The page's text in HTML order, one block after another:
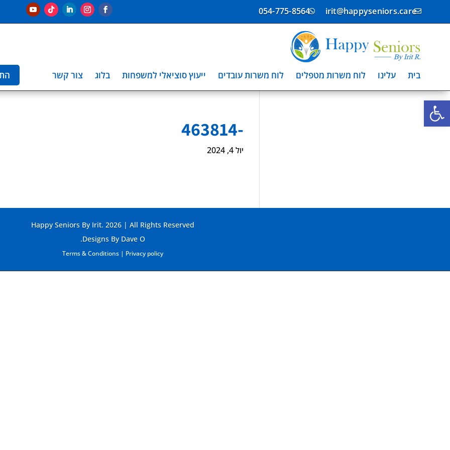
פתח סרגל נגישות

irit@happyseniors.care

054-775-8564
בית עלינו לוח משרות מטפלים לוח משרות עובדים ייעוץ סוציאלי למשפחות בלוג צור קשר
-463814
יול 4, 2024
Happy Seniors By Irit. 2026 | All Rights Reserved
Designs By Dave O.
Terms & Conditions| Privacy policy